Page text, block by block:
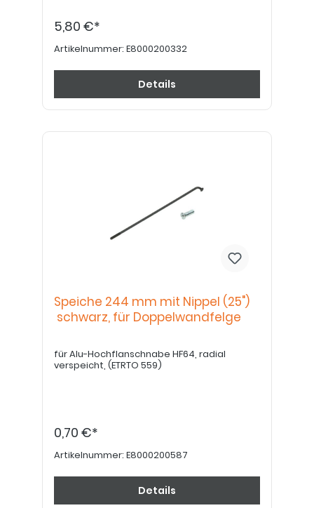
5,80 €*
Artikelnummer: E8000200332
Details
Speiche 244 mm mit Nippel (25")
schwarz, für Doppelwandfelge
für Alu-Hochflanschnabe HF64, radial
verspeicht, (ETRTO 559)
0,70 €*
Artikelnummer: E8000200587
Details